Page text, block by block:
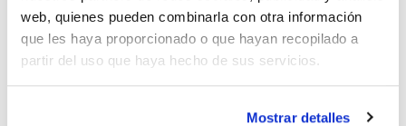
web, quienes pueden combinarla con otra información
que les haya proporcionado o que hayan recopilado a
partir del uso que haya hecho de sus servicios.
Mostrar detalles
Los productos marcados con esta imagen son
listos para una entrega inmediata.